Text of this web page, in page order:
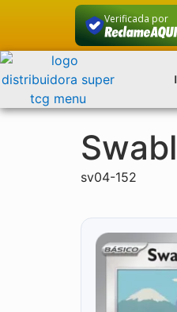
Verificada por
sv04-152